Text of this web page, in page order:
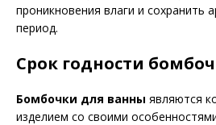
проникновения влаги и сохранить
период.
Срок годности
Бомбочки для ванны являются
изделием со своими